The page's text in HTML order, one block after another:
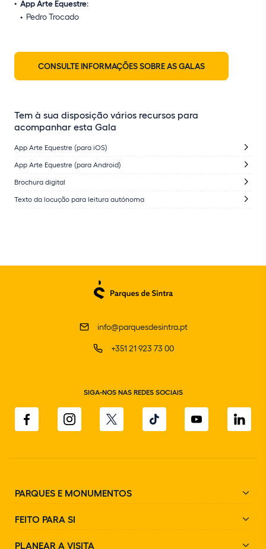
App Arte Equestre:
Pedro Trocado
CONSULTE INFORMAÇÕES SOBRE AS GALAS
Tem à sua disposição vários recursos para
acompanhar esta Gala
App Arte Equestre (para iOS)
App Arte Equestre (para Android)
Brochura digital
Texto da locução para leitura autónoma
info@parquesdesintra.pt
+351 21 923 73 00
SIGA-NOS NAS REDES SOCIAIS
PARQUES E MONUMENTOS
FEITO PARA SI
PLANEAR A VISITA